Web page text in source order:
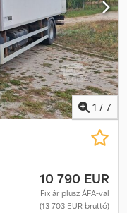
1 / 7
10 790 EUR
Fix ár plusz ÁFA-val
(13 703 EUR bruttó)